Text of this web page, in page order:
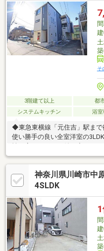
そ
3階建て以上 都
システムキッチン
浴
◆東急東横線「元住吉」駅ま
使い勝手の良い全室洋室の
ットで衣替えが不要！収納が
ションの機会が増えるリビン
る対面キッチン採用◆食洗機・
システムキッチン◆浴室乾燥機
めるディンプルキーが採用さ
り降りしやすいビルトイン車庫
神奈川県川崎市中
4SLDK